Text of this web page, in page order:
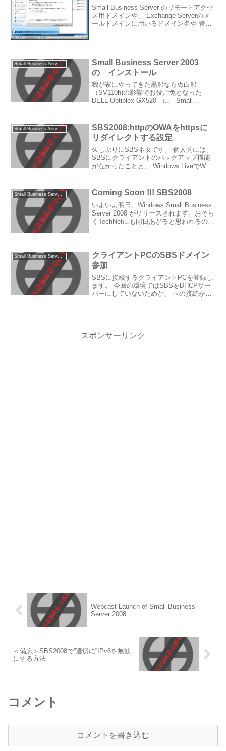
Small Business Server のリモートアクセ
ス用ドメインや、 Exchange Serverのメ
ールドメインに用いるドメイン名や 管理
Small Business Server 2003/2008
Small Business Server 2003
の インストール
我が家にやってきた黒船ならぬ白船
（SV110h)の影響でお役ご免となった
DELL Optiplex GX520 に Small
版ですが SBS...
Small Business Server 2003/2008
SBS2008:httpのOWAをhttpsに
リダイレクトする設定
久しぶりにSBSネタです。 個人的には、
SBSにクライアントのバックアップ機能
がなかったことと、 Windows LiveでWM
要という考えに傾いています…。 が、...
Small Business Server 2003/2008 Coming Soon !!! SBS2008
いよいよ明日、Windows Small Business
Server 2008 がリリースされます。おそら
くTechNetにも同日あがると思われるの
Small Business Server 2003/2008
クライアントPCのSBSドメイン
参加
SBSに接続するクライアントPCを登録し
ます。 今回の環境ではSBSをDHCPサー
バーにしていないためか、 への接続が
スポンサーリンク
Webcast Launch of Small Business
Server 2008
＜備忘＞SBS2008で”適切に”IPv6を無効
にする方法
コメント
コメントを書き込む